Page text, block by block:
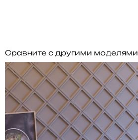
Сравните с другими моделями